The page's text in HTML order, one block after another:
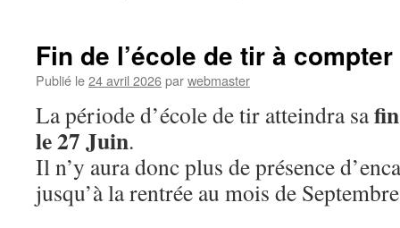
Fin de l’école de tir à
Publié le24 avril 2026parwebmaster
La période d’école de tir atteindra sa
le 27 Juin.
Il n’y aura donc plus de présence
jusqu’à la rentrée au mois de